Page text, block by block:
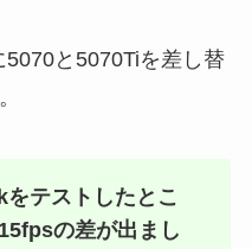
と5070Tiを差し替
テストしたとこ
の差が出まし